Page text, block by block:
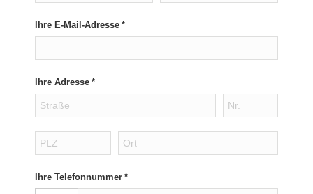
Ihre E-Mail-Adresse *
Ihre Adresse *
Ihre Telefonnummer *